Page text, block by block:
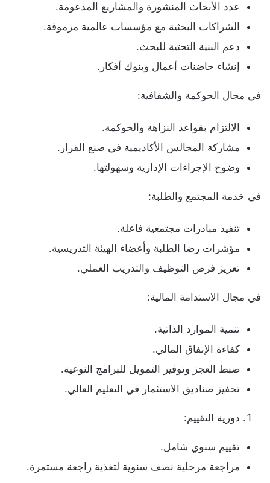
عدد الأبحاث المنشورة والمشاريع المدعومة.
الشراكات البحثية مع مؤسسات عالمية مرموقة.
دعم البنية التحتية للبحث.
إنشاء حاضنات أعمال وبنوك أفكار.
في مجال الحوكمة والشفافية:
الالتزام بقواعد النزاهة والحوكمة.
مشاركة المجالس الأكاديمية في صنع القرار.
وضوح الإجراءات الإدارية وسهولتها.
في خدمة المجتمع والطلبة:
تنفيذ مبادرات مجتمعية فاعلة.
مؤشرات رضا الطلبة وأعضاء الهيئة التدريسية.
تعزيز فرص التوظيف والتدريب العملي.
في مجال الاستدامة المالية:
تنمية الموارد الذاتية.
كفاءة الإنفاق المالي.
ضبط العجز وتوفير التمويل للبرامج النوعية.
تحفيز صناديق الاستثمار في التعليم العالي.
دورية التقييم:
تقييم سنوي شامل.
مراجعة مرحلية نصف سنوية لتغذية راجعة مستمرة.